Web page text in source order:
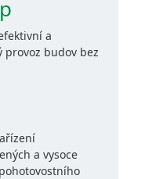
a
provoz budov bez
a vysoce